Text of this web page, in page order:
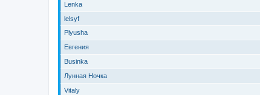
Lenka
lelsyf
Plyusha
Евгения
Businka
Лунная Ночка
Vitaly